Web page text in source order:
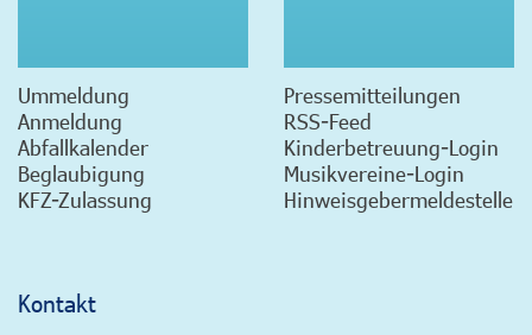
Ummeldung
Anmeldung
Abfallkalender
Beglaubigung
KFZ-Zulassung
Pressemitteilungen
RSS-Feed
Kinderbetreuung-Login
Musikvereine-Login
Hinweisgebermeldestelle
Kontakt